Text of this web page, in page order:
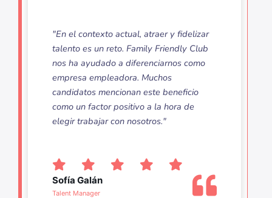
"En el contexto actual, atraer y fidelizar
talento es un reto. Family Friendly Club
nos ha ayudado a diferenciarnos como
empresa empleadora. Muchos
candidatos mencionan este beneficio
como un factor positivo a la hora de
elegir trabajar con nosotros."
Sofía Galán
Talent Manager